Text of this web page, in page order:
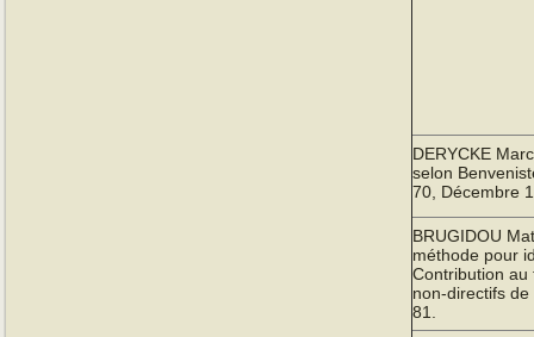
DERYCKE
selon
70, Décembre
BRUGIDOU
méthode pour
Contribution au
non-directifs
81.